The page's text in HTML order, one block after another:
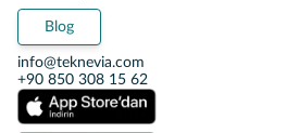
Blog
info@teknevia.com
+90 850 308 15 62